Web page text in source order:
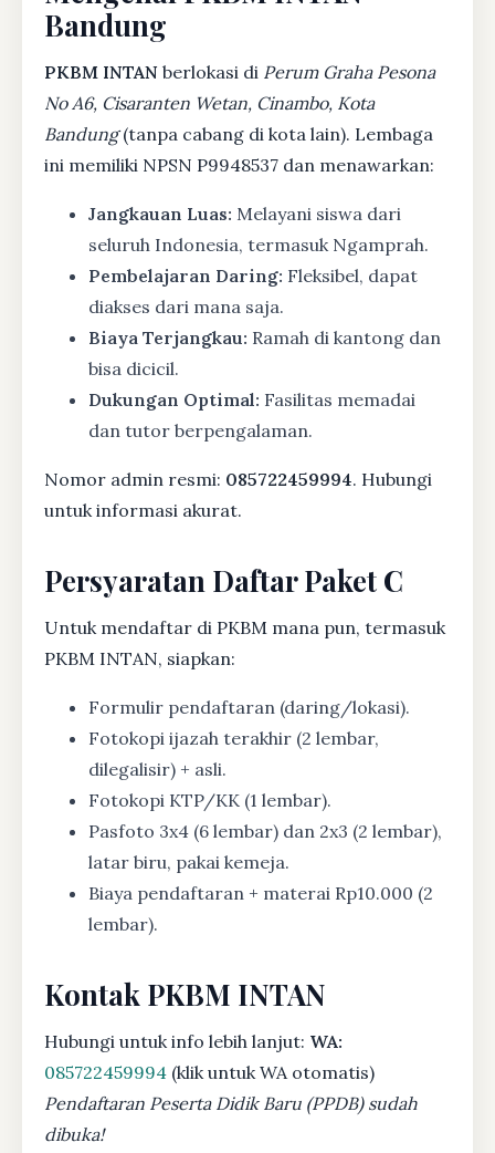
Bandung
PKBM INTAN berlokasi di Perum Graha Pesona
No A6, Cisaranten Wetan, Cinambo, Kota
Bandung(tanpa cabang di kota lain). Lembaga
ini memiliki NPSN P9948537 dan menawarkan:
Jangkauan Luas: Melayani siswa dari
seluruh Indonesia, termasuk Ngamprah.
Pembelajaran Daring: Fleksibel, dapat
diakses dari mana saja.
Biaya Terjangkau: Ramah di kantong dan
bisa dicicil.
Dukungan Optimal: Fasilitas memadai
dan tutor berpengalaman.
Nomor admin resmi: 085722459994. Hubungi
untuk informasi akurat.
Persyaratan Daftar Paket C
Untuk mendaftar di PKBM mana pun, termasuk
PKBM INTAN, siapkan:
Formulir pendaftaran (daring/lokasi).
Fotokopi ijazah terakhir (2 lembar,
dilegalisir) + asli.
Fotokopi KTP/KK (1 lembar).
Pasfoto 3x4 (6 lembar) dan 2x3 (2 lembar),
latar biru, pakai kemeja.
Biaya pendaftaran + materai Rp10.000 (2
lembar).
Kontak PKBM INTAN
Hubungi untuk info lebih lanjut: WA:
085722459994 (klik untuk WA otomatis)
Pendaftaran Peserta Didik Baru (PPDB) sudah
dibuka!